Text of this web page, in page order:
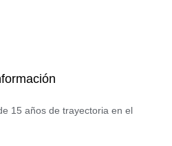
15 años de trayectoria en el